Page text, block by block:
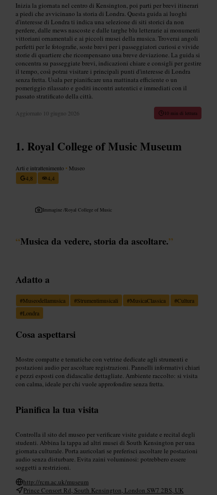
Inizia la giornata nel centro di Kensington, poi parti per brevi itinerari
a piedi che avvicinano la storia di Londra. Questa guida ai luoghi
d'interesse di Londra ti indica una selezione di siti storici da non
perdere, dalle mews nascoste e dalle targhe blu letterarie ai monumenti
vittoriani ornamentali e ai piccoli musei della musica. Troverai angoli
perfetti per le fotografie, soste brevi per i passeggiatori curiosi e vivide
storie di quartiere che ricompensano una breve deviazione. La guida si
concentra su passeggiate brevi, indicazioni chiare e consigli per gestire
il tempo, così potrai visitare i principali punti d'interesse di Londra
senza fretta. Usala per pianificare una mattinata efficiente o un
pomeriggio rilassato e goditi incontri autentici e immediati con il
passato stratificato della città.
Aggiornato 10 giugno 2026 10 min di lettura
Royal College of Music Museum
Arti e intrattenimento • Museo
4,8
4,4
Immagine /Royal College of Music
“Musica da vedere, storia da ascoltare.”
Adatto a
#Museodellamusica #Strumentimusicali #MusicaClassica #Cultura
#Londra
Cosa aspettarsi
Mostre compatte e tematiche con vetrine dedicate agli strumenti e
postazioni audio per ascoltare registrazioni. Pannelli informativi chiari
e pezzi esposti con didascalie dettagliate. Ambiente raccolto: si visita
con calma, ideale per chi vuole approfondire senza fretta.
Pianifica la tua visita
Controlla il sito del museo per verificare visite guidate e recital degli
studenti. Abbina la tappa ad altri musei di South Kensington per una
giornata culturale. Porta auricolari se preferisci ascoltare le postazioni
audio senza disturbare. Evita zaini voluminosi: potrebbero essere
soggetti a restrizioni.
http://rcm.ac.uk/museum
Prince Consort Rd, South Kensington, London SW7 2BS, UK